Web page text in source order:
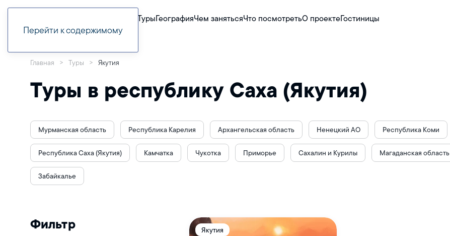
Перейти к содержимому
ТурыГеографияЧем занятьсяЧто посмотретьО проектеГостиницы
Главная Туры Якутия
Туры в республику Саха (Якутия)
Мурманская область Республика Карелия Архангельская область Ненецкий АО Республика Коми
Республика Саха (Якутия) Камчатка Чукотка Приморье Сахалин и Курилы Магаданская область
Забайкалье
Фильтр Якутия